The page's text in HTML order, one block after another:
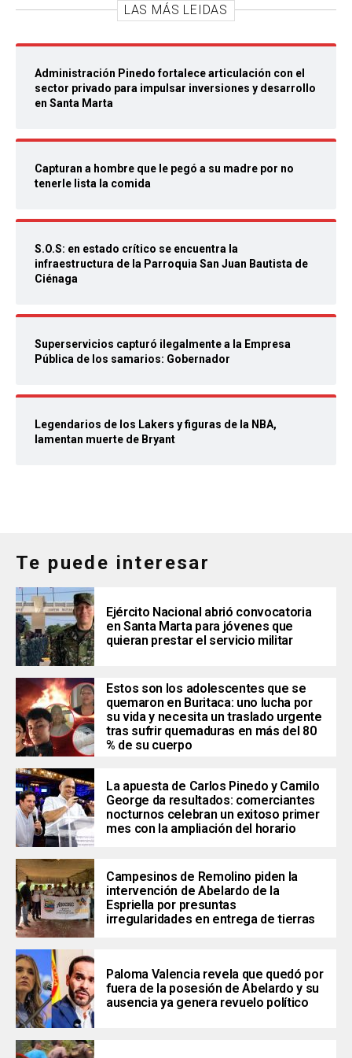
LAS MÁS LEIDAS
Administración Pinedo fortalece articulación con el
sector privado para impulsar inversiones y desarrollo
en Santa Marta
Capturan a hombre que le pegó a su madre por no
tenerle lista la comida
S.O.S: en estado crítico se encuentra la
infraestructura de la Parroquia San Juan Bautista de
Ciénaga
Superservicios capturó ilegalmente a la Empresa
Pública de los samarios: Gobernador
Legendarios de los Lakers y figuras de la NBA,
lamentan muerte de Bryant
Te puede interesar
Ejército Nacional abrió convocatoria
en Santa Marta para jóvenes que
quieran prestar el servicio militar
Estos son los adolescentes que se
quemaron en Buritaca: uno lucha por
su vida y necesita un traslado urgente
tras sufrir quemaduras en más del 80
% de su cuerpo
La apuesta de Carlos Pinedo y Camilo
George da resultados: comerciantes
nocturnos celebran un exitoso primer
mes con la ampliación del horario
Campesinos de Remolino piden la
intervención de Abelardo de la
Espriella por presuntas
irregularidades en entrega de tierras
Paloma Valencia revela que quedó por
fuera de la posesión de Abelardo y su
ausencia ya genera revuelo político